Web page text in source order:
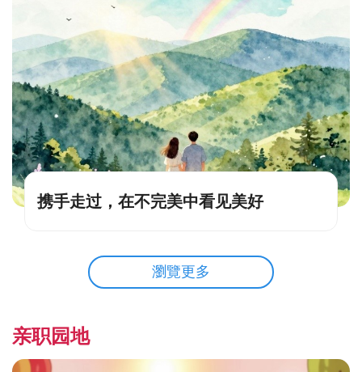
携手走过，在不完美中看见美好
瀏覽更多
亲职园地